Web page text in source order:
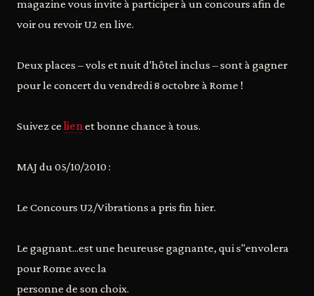
magazine vous invite à participer à un concours afin de
voir ou revoir U2 en live.
Deux places – vols et nuit d'hôtel inclus – sont à gagner
pour le concert du vendredi 8 octobre à Rome !
Suivez celienet bonne chance à tous.
MAJ du 05/10/2010 :
Le Concours U2/Vibrations a pris fin hier.
Le gagnant...est une heureuse gagnante, qui s"envolera
pour Rome avec la
personne de son choix.